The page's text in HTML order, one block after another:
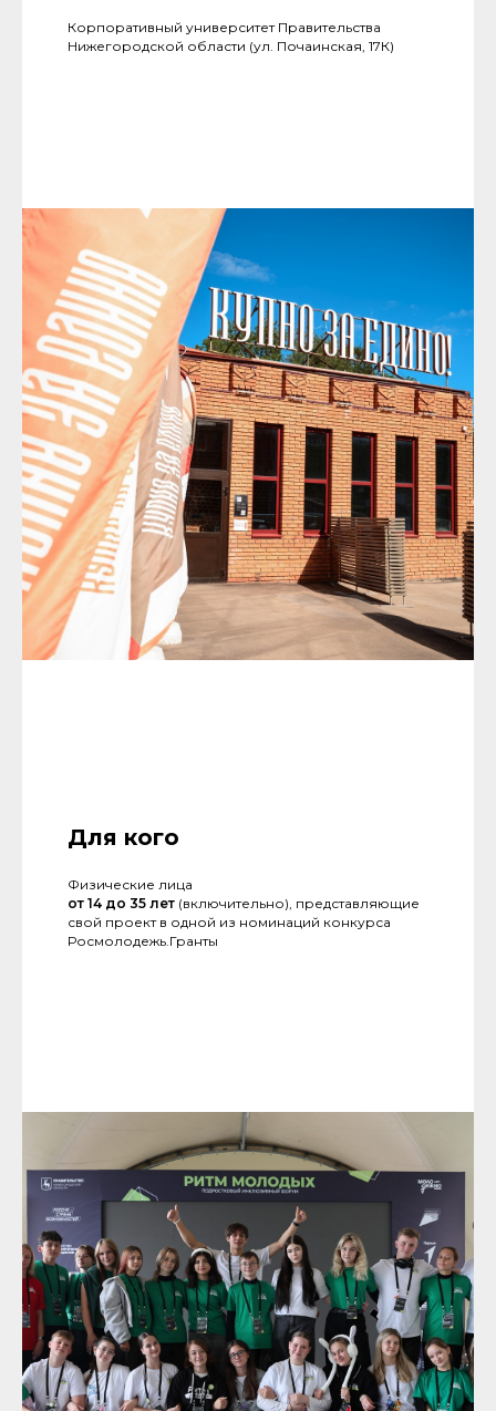
Корпоративный университет Правительства
Нижегородской области (ул. Почаинская, 17К)
Для кого
Физические лица
от 14 до 35 лет (включительно), представляющие
свой проект в одной из номинаций конкурса
Росмолодежь.Гранты